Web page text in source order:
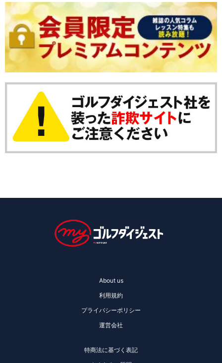
About us
利用規約
プライバシーポリシー
運営会社
特商法に基づく表記